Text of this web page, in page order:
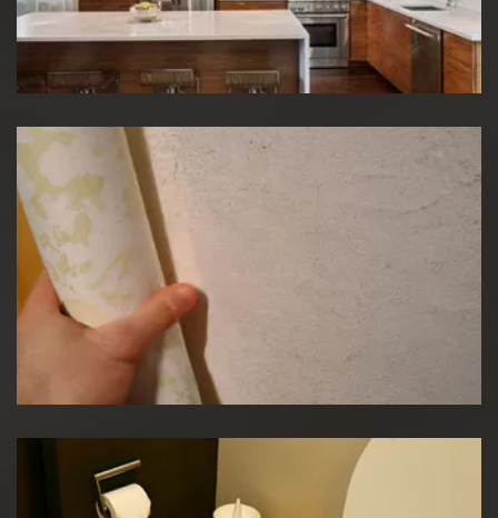
Rénovation de cuisine
Pose de papier peint